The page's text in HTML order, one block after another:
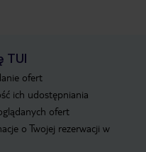
TUI
ofert
ich udostępniania
ofert
o Twojej rezerwacji w